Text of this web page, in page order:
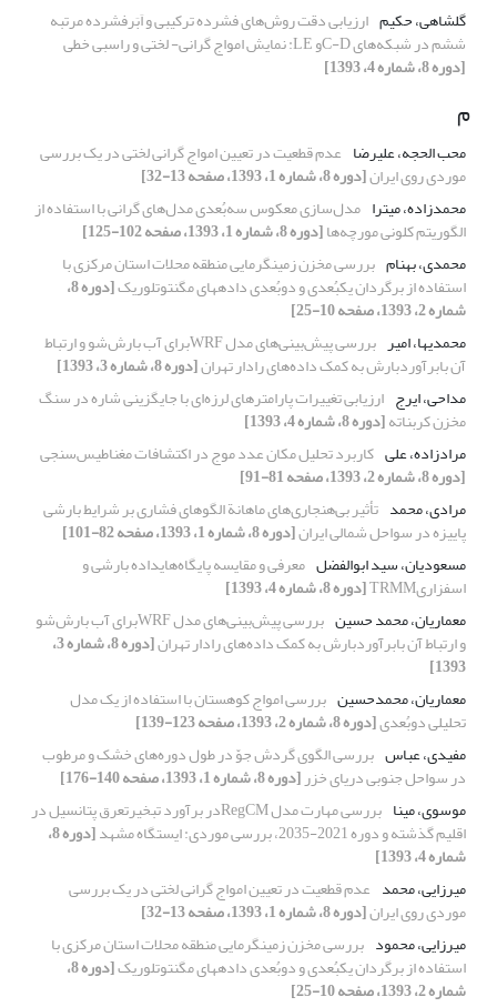
گلشاهی، حکیم ارزیابی دقت روش‌های فشرده ترکیبی و اَبَرفشرده مرتبه
ششم در شبکه‌های C-Dو LE: نمایش امواج گرانی‌- لختی و راسبی خطی
[دوره 8، شماره 4، 1393]
م
محب الحجه، علیرضا عدم قطعیت در تعیین امواج گرانی لختی در یک بررسی
موردی روی ایران[دوره 8، شماره 1، 1393، صفحه 13-32]
محمدزاده، میترا مدل‌سازی معکوس سه‌بُعدی مدل‌های گرانی با استفاده از
الگوریتم کلونی مورچه‌‌ها[دوره 8، شماره 1، 1393، صفحه 102-125]
محمدی، بهنام بررسی مخزن زمین‏گرمایی منطقه محلات استان مرکزی با
استفاده از برگردان یک‏بُعدی و دوبُعدی داده‏های مگنتوتلوریک [دوره 8،
شماره 2، 1393، صفحه 10-25]
محمدیها، امیر
بررسی پیش‌بینی‌‌‌های مدل WRFبرای آب بارش‌شو و ارتباط
آن بابرآوردبارش به کمک داده‌های رادار تهران[دوره 8، شماره 3، 1393]
مداحی، ایرج ارزیابی تغییرات پارامترهای لرزه‌‌ای با جایگزینی شاره‌‌ در سنگ
مخزن کربناته[دوره 8، شماره 4، 1393]
مرادزاده، علی کاربرد تحلیل مکان عدد موج در اکتشافات مغناطیس‌سنجی
[دوره 8، شماره 2، 1393، صفحه 81-91]
مرادی، محمد تأثیر بی‌هنجاری‌های ماهانة الگوهای فشاری بر شرایط بارشی
پاییزه در سواحل شمالی ایران[دوره 8، شماره 1، 1393، صفحه 82-101]
مسعودیان، سید ابوالفضل معرفی و مقایسه پایگاه‌هایداده بارشی و
اسفزاریTRMM
[دوره 8، شماره 4، 1393]
معماریان، محمد حسین
بررسی پیش‌بینی‌‌‌های مدل WRFبرای آب بارش‌شو
و ارتباط آن بابرآوردبارش به کمک داده‌های رادار تهران [دوره 8، شماره 3،
1393]
معماریان، محمدحسین بررسی امواج کوهستان با استفاده از یک مدل
تحلیلی دوبُعدی[دوره 8، شماره 2، 1393، صفحه 123-139]
مفیدی، عباس بررسی الگوی گردش جوّ در طول دوره‌‌های خشک و مرطوب
در سواحل جنوبی دریای خزر[دوره 8، شماره 1، 1393، صفحه 140-176]
موسوی، مینا
بررسی مهارت مدل RegCMدر برآورد تبخیرتعرق پتانسیل در
اقلیم گذشته و دوره 2021-2035، بررسی موردی: ایستگاه مشهد [دوره 8،
شماره 4، 1393]
میرزایی، محمد عدم قطعیت در تعیین امواج گرانی لختی در یک بررسی
موردی روی ایران[دوره 8، شماره 1، 1393، صفحه 13-32]
میرزایی، محمود بررسی مخزن زمین‏گرمایی منطقه محلات استان مرکزی با
استفاده از برگردان یک‏بُعدی و دوبُعدی داده‏های مگنتوتلوریک [دوره 8،
شماره 2، 1393، صفحه 10-25]